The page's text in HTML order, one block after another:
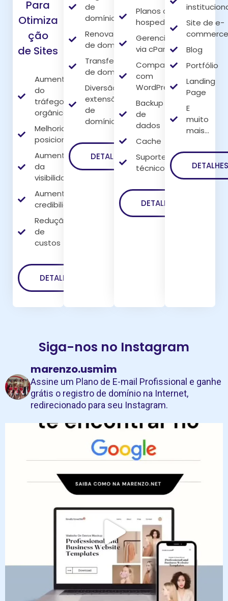
Para
Otimiza
ção
de Sites
Aumento
do
tráfego
orgânico
Melhoria do
posicionamento
Aumento
da
visibilidade
Aumento da
credibilidade
Redução
de
custos
DETALHES
de
domínio
Renovação
de domínio
Transferência
de domínio
Diversão
extensões
de
domínio
DETALHES
Planos de
hospedagem
Gerenciamento
via cPanel
Compatível
com
WordPress
Backup
de
dados
Cache
Suporte
técnico
DETALHES
Site de e-
Blog
Portfólio
Landing
Page
E
muito
mais...
DETALHES
Siga-nos no Instagram
marenzo.usmim
Assine um Plano de E-mail Profissional e ganhe
grátis o registro de domínio na Internet,
redirecionado para seu Instagram.